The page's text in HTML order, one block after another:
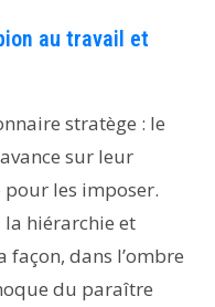
au travail et
stratège : le
sur leur
les imposer.
hiérarchie et
façon, dans l’ombre
du paraître